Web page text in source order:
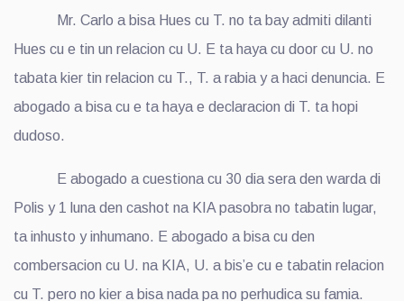
Mr. Carlo a bisa Hues cu T. no ta bay admiti dilanti
Hues cu e tin un relacion cu U. E ta haya cu door cu U. no
tabata kier tin relacion cu T., T. a rabia y a haci denuncia. E
abogado a bisa cu e ta haya e declaracion di T. ta hopi
dudoso.
E abogado a cuestiona cu 30 dia sera den warda di
Polis y 1 luna den cashot na KIA pasobra no tabatin lugar,
ta inhusto y inhumano. E abogado a bisa cu den
combersacion cu U. na KIA, U. a bis’e cu e tabatin relacion
cu T. pero no kier a bisa nada pa no perhudica su famia.